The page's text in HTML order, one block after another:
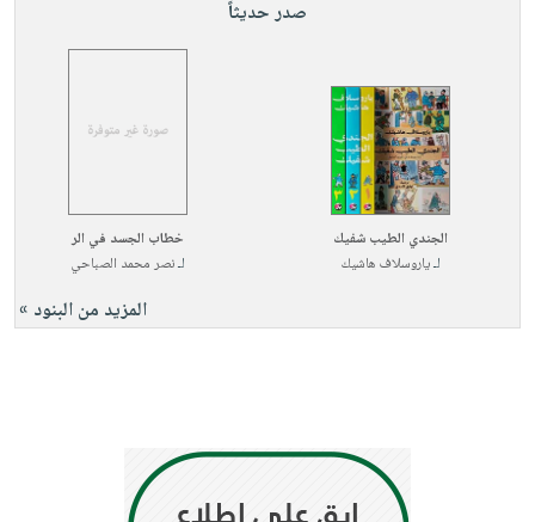
صدر حديثاً
الجندي الطيب شفيك
لـياروسلاف هاشيك
خطاب الجسد في الر
لـنصر محمد الصباحي
المزيد من البنود »